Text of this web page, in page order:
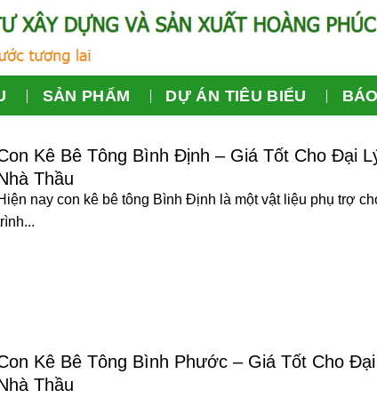
SẢN PHẨM DỰ ÁN TIÊU BIỂU
Kê Bê Tông Bình Định – Giá Tốt Cho Đại
Thầu
nay con kê bê tông Bình Định là một vật liệu phụ trợ
Kê Bê Tông Bình Phước – Giá Tốt Cho
Thầu